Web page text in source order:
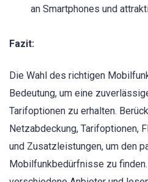
an Smartphones und
Fazit:
Die Wahl des richtigen
Bedeutung, um eine
Tarifoptionen zu erhalten.
Netzabdeckung, Tarifoptionen,
und Zusatzleistungen, um den
Mobilfunkbedürfnisse zu